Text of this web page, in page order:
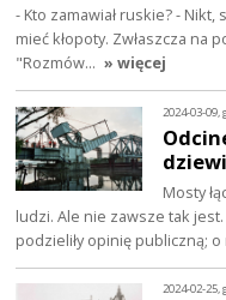
- Kto zamawiał ruskie? - Nikt,
mieć kłopoty. Zwłaszcza na
"Rozmów… » więcej
2024-03-09,
Mosty
ludzi. Ale nie zawsze tak
podzieliły opinię publiczną;
2024-02-25,